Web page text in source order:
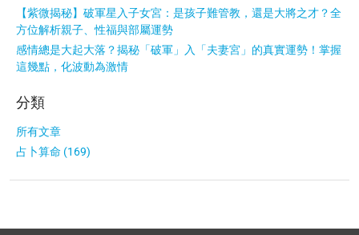
【紫微揭秘】破軍星入子女宮：是孩子難管教，還是大將之才？全
方位解析親子、性福與部屬運勢
感情總是大起大落？揭秘「破軍」入「夫妻宮」的真實運勢！掌握
這幾點，化波動為激情
分類
所有文章
占卜算命 (169)